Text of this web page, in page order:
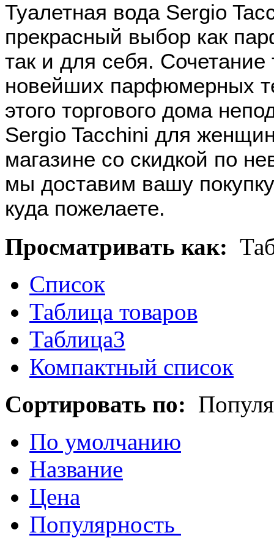
Туалетная вода Sergio
прекрасный выбор как
так и для себя.
новейших парфюмерных
этого торгового дома
Sergio Tacchini для
магазине со скидкой по
мы доставим вашу
куда пожелаете.
Просматривать как:
Список
Таблица товаров
Таблица3
Компактный список
Сортировать по:
По умолчанию
Название
Цена
Популярность